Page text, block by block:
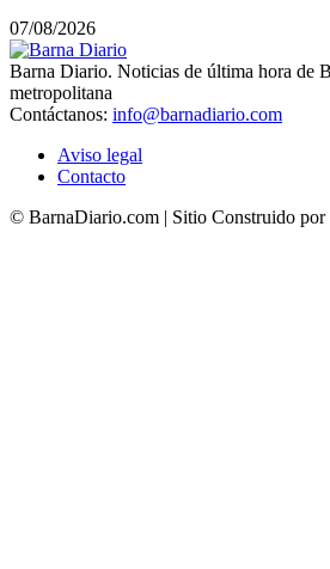
07/08/2026
Barna Diario. Noticias de última hora de
metropolitana
Contáctanos: info@barnadiario.com
Aviso legal
Contacto
© BarnaDiario.com | Sitio Construido por